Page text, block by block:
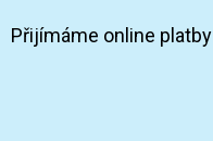
Přijímáme online platby